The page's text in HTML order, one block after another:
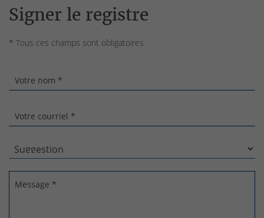
Signer le registre
* Tous ces champs sont obligatoires
Votre nom *
Votre courriel *
Message *